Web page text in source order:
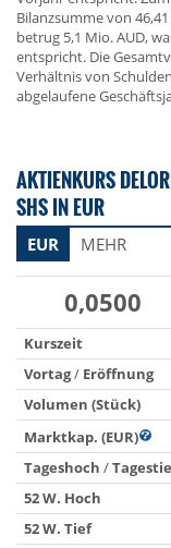
Bilanzsumme von
betrug 5,1 Mio. AUD,
entspricht. Die
Verhältnis von
abgelaufene
AKTIENKURS
SHS IN EUR
EUR MEHR
0,0500
Kurszeit
Vortag/ Eröffnung
Volumen (Stück)
Marktkap. (EUR)
Tageshoch /
52 W. Hoch
52 W. Tief